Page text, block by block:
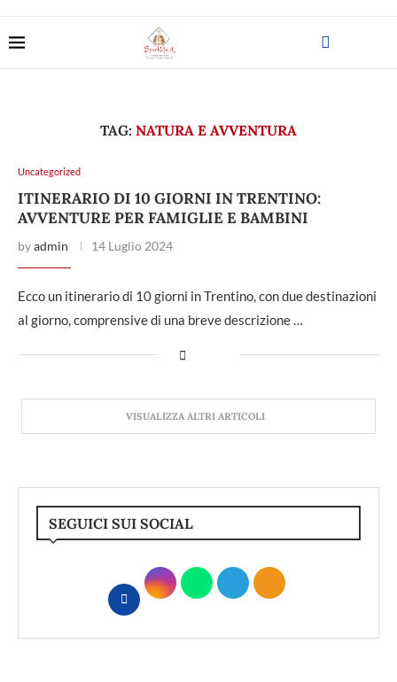
TAG: NATURA E AVVENTURA
Uncategorized
ITINERARIO DI 10 GIORNI IN TRENTINO:
AVVENTURE PER FAMIGLIE E BAMBINI
byadmin 14 Luglio 2024
Ecco un itinerario di 10 giorni in Trentino, con due destinazioni
al giorno, comprensive di una breve descrizione …
VISUALIZZA ALTRI ARTICOLI
SEGUICI SUI SOCIAL